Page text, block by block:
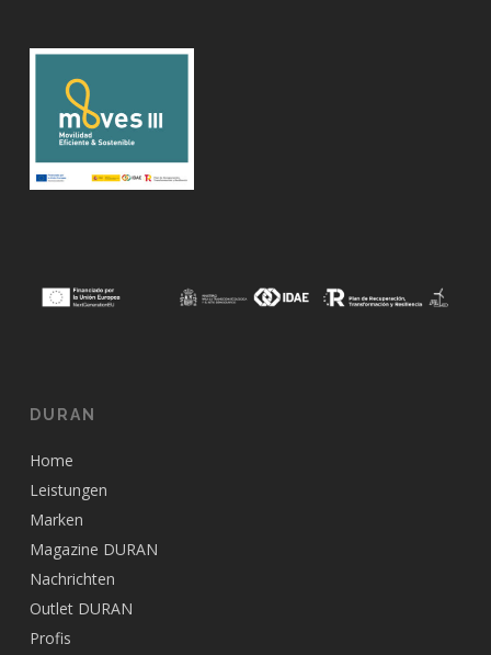
DURAN
Home
Leistungen
Marken
Magazine DURAN
Nachrichten
Outlet DURAN
Profis